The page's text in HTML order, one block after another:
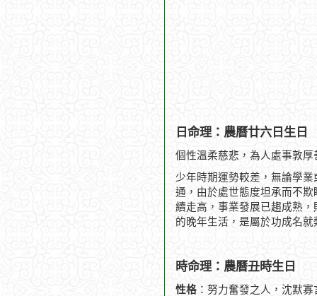
日命理：農曆廿六日生日
個性溫柔慈悲，為人處事敦
少年時期運勢較差，無論學
通，由於處世態度坦承而不
續走高，事業發展已趨成熟
的晚年生活，是屬於功成名就
時命理：農曆丑時生日
性格 ：努力奮發之人，沈默